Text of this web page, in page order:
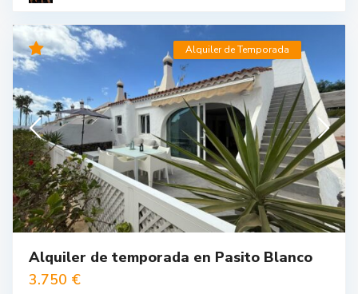
Alquiler de Temporada
Alquiler de temporada en Pasito Blanco
3.750 €